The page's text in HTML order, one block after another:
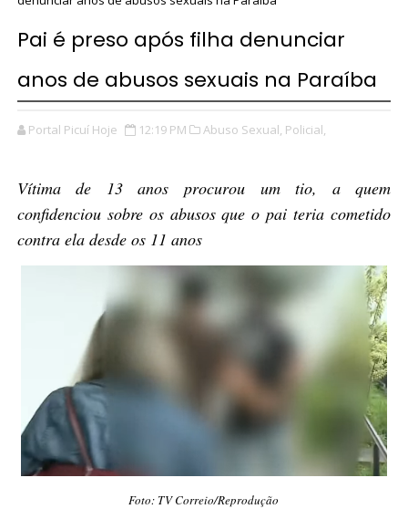
Pai é preso após filha denunciar
anos de abusos sexuais na Paraíba
Portal Picuí Hoje 12:19 PM Abuso Sexual, Policial,
Vítima de 13 anos procurou um tio, a quem
confidenciou sobre os abusos que o pai teria cometido
contra ela desde os 11 anos
Foto: TV Correio/Reprodução